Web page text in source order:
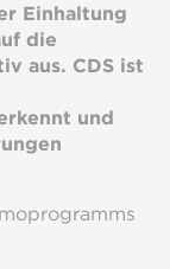
Einhaltung
die
aus. CDS ist
und